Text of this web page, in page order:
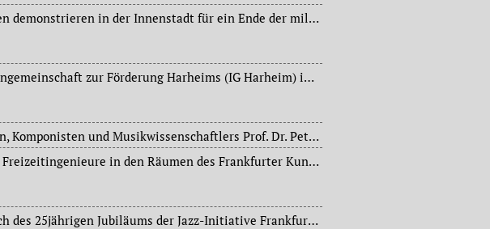
Mehr als 1.000 Menschen demonstrieren in der Innenstadt für ein Ende der militärischen Unterstützung der Türkei durch Deutschland.
Gründung der Interessengemeinschaft zur Förderung Harheims (IG Harheim) im Bürgerhaus Harheim.
Tod des Musikpädagogen, Komponisten und Musikwissenschaftlers Prof. Dr. Peter Cahn (1927-2016).
Erste Technikmesse für Freizeitingenieure in den Räumen des Frankfurter Kunstvereins.
Doppelkonzert anlässlich des 25jährigen Jubiläums der Jazz-Initiative Frankfurt im Titania im Stadtteil Bockenheim.